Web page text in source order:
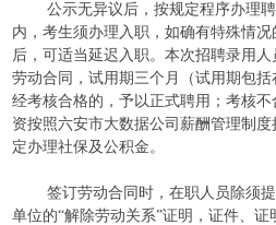
公示无异议后，按规定程序办理
内，考生须办理入职，如确有特殊情
后，可适当延迟入职。本次招聘录用
劳动合同，试用期三个月（试用期包
经考核合格的，予以正式聘用；考核
资按照六安市大数据公司薪酬管理制
定办理社保及公积金。
签订劳动合同时，在职人员除须
单位的“解除劳动关系”证明，证件、证